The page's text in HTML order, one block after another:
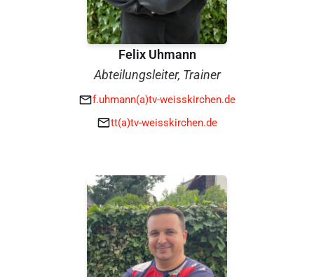
Felix Uhmann
Abteilungsleiter, Trainer
f.uhmann(a)tv-weisskirchen.de
tt(a)tv-weisskirchen.de